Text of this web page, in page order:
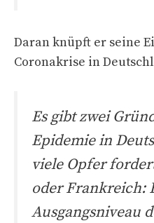
Daran knüpft er seine
Coronakrise in
Es gibt zwei
Epidemie in
viele Opfer
oder Frankreich:
Ausgangsniveau